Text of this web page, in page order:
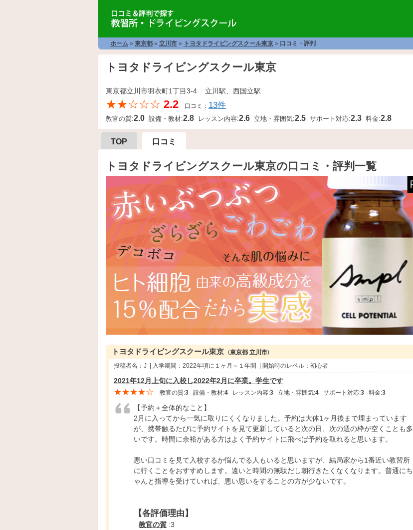
ホーム » 東京都 » 立川市 » トヨタドライビングスクール東京 » 口コミ・評判
トヨタドライビングスクール東京
東京都立川市羽衣町1丁目3-4 立川駅、西国立駅
★★☆☆☆ 2.2 口コミ： 13件
教官の質:2.0 設備・教材:2.8 レッスン内容:2.6 立地・雰囲気:2.5 サポート対応:2.3 料金:2.8
TOP 口コミ
トヨタドライビングスクール東京の口コミ・評判一覧
トヨタドライビングスクール東京 (東京都 立川市)
投稿者名：J | 入学期間：2022年頃に１ヶ月～１年間 | 開始時のレベル：初心者
2021年12月上旬に入校し2022年2月に卒業。学生です
★★★★☆ 教官の質:3 設備・教材:4 レッスン内容:3 立地・雰囲気:4 サポート対応:3 料金:3
【予約＋全体的なこと】
2月に入ってから一気に取りにくくなりました。予約は大体1ヶ月後まで埋まっています
が、携帯触るたびに予約サイトを見て更新していると次の日、次の週の枠が空くことも多
いです。時間に余裕がある方はよく予約サイトに飛べば予約を取れると思います。
悪い口コミを見て入校するか悩んでる人もいると思いますが、結局家から1番近い教習所
に行くことをおすすめします。遠いと時間の無駄だし朝行きたくなくなります。普通にち
ゃんと指導を受けていれば、悪い思いをすることの方が少ないです。
【各評価理由】
教官の質 :3